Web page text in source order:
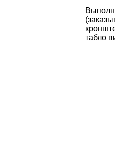
табло